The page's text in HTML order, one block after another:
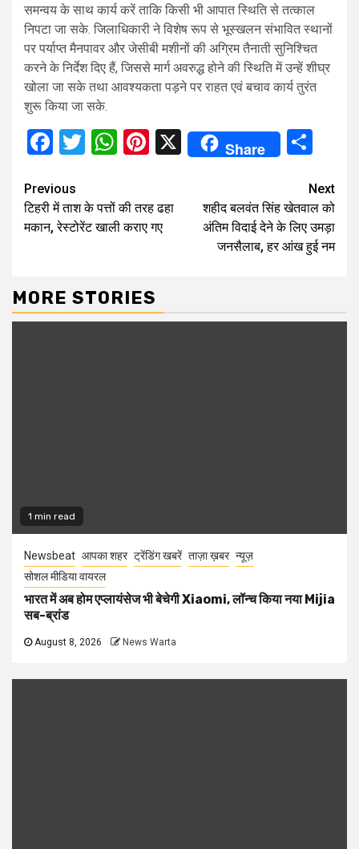
समन्वय के साथ कार्य करें ताकि किसी भी आपात स्थिति से तत्काल
निपटा जा सके. जिलाधिकारी ने विशेष रूप से भूस्खलन संभावित स्थानों
पर पर्याप्त मैनपावर और जेसीबी मशीनों की अग्रिम तैनाती सुनिश्चित
करने के निर्देश दिए हैं, जिससे मार्ग अवरुद्ध होने की स्थिति में उन्हें शीघ्र
खोला जा सके तथा आवश्यकता पड़ने पर राहत एवं बचाव कार्य तुरंत
शुरू किया जा सके.
Facebook
Twitter
WhatsApp
Pinterest
X Share
Continue
Reading
Previous
टिहरी में ताश के पत्तों की तरह ढहा
मकान, रेस्टोरेंट खाली कराए गए
Next
शहीद बलवंत सिंह खेतवाल को
अंतिम विदाई देने के लिए उमड़ा
जनसैलाब, हर आंख हुई नम
MORE STORIES
1 min read
Newsbeat आपका शहर ट्रेंडिंग खबरें ताज़ा ख़बर न्यूज़
सोशल मीडिया वायरल
भारत में अब होम एप्लायंसेज भी बेचेगी Xiaomi, लॉन्च किया नया Mijia
सब-ब्रांड
August 8, 2026 News Warta